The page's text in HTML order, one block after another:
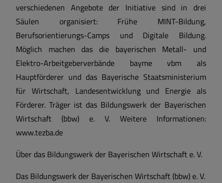
verschiedenen Angebote der Initiative sind in drei
Säulen organisiert: Frühe MINT-Bildung,
Berufsorientierungs-Camps und Digitale Bildung.
Möglich machen das die bayerischen Metall- und
Elektro-Arbeitgeberverbände bayme vbm als
Hauptförderer und das Bayerische Staatsministerium
für Wirtschaft, Landesentwicklung und Energie als
Förderer. Träger ist das Bildungswerk der Bayerischen
Wirtschaft (bbw) e. V. Weitere Informationen:
www.tezba.de
Über das Bildungswerk der Bayerischen Wirtschaft e. V.
Das Bildungswerk der Bayerischen Wirtschaft (bbw) e. V.